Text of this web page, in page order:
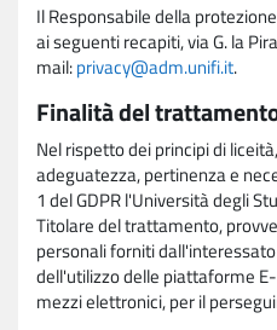
Il Responsabile della
ai seguenti recapiti, via G. la
mail:privacy@adm.unifi.it.
Finalità del
Nel rispetto dei principi di
adeguatezza, pertinenza e
1 del GDPR l'Università degli
Titolare del trattamento,
personali forniti
dell'utilizzo delle piattaforme
mezzi elettronici, per il